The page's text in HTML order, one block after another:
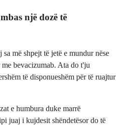
një dozë të
më shpejt të jetë e mundur nëse
bevacizumab. Ata do t'ju
të disponueshëm për të ruajtur
e humbura duke marrë
juaj i kujdesit shëndetësor do të